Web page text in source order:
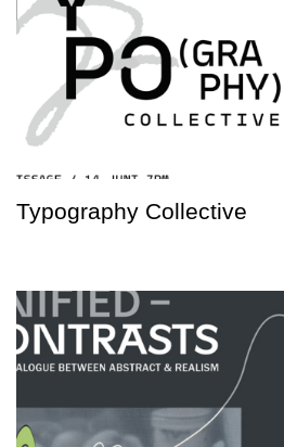
Typography Collective